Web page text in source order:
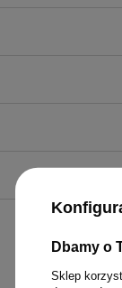
Dbamy o
Sklep